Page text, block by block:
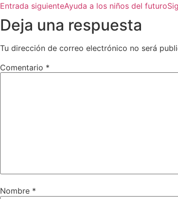
Entrada siguienteAyuda a los niños del futuro
Deja una respuesta
Tu dirección de correo electrónico no será
Comentario *
Nombre *